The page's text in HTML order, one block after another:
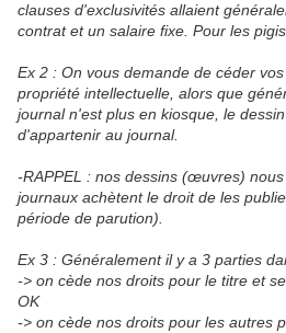
clauses d'exclusivités allaient
contrat et un salaire fixe. Pour les
Ex 2 : On vous demande de céder
propriété intellectuelle, alors que
journal n'est plus en kiosque, le
d'appartenir au journal.
-RAPPEL : nos dessins (œuvres)
journaux achètent le droit de les
période de parution).
Ex 3 : Généralement il y a 3 parties
-> on cède nos droits pour le titre et
OK
-> on cède nos droits pour les autres